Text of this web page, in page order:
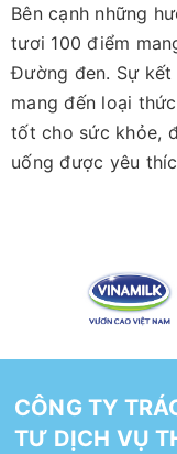
Bên cạnh những
tươi 100 điểm
Đường đen. Sự
mang đến loại
tốt cho sức khỏe,
uống được yêu
CÔNG TY
TƯ DỊCH VỤ